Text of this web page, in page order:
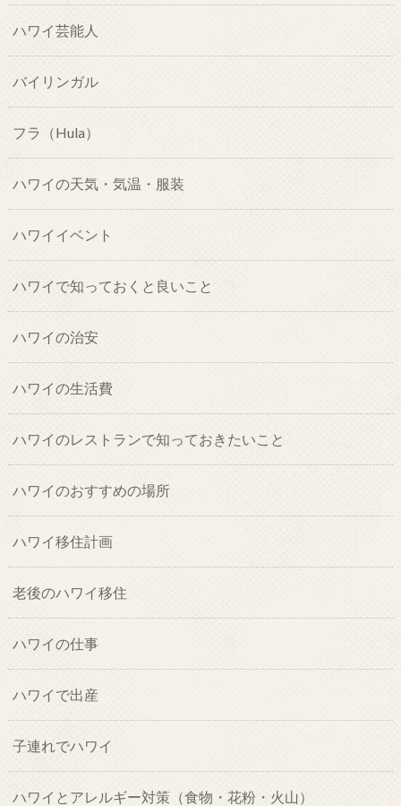
ハワイ芸能人
バイリンガル
フラ（Hula）
ハワイの天気・気温・服装
ハワイイベント
ハワイで知っておくと良いこと
ハワイの治安
ハワイの生活費
ハワイのレストランで知っておきたいこと
ハワイのおすすめの場所
ハワイ移住計画
老後のハワイ移住
ハワイの仕事
ハワイで出産
子連れでハワイ
ハワイとアレルギー対策（食物・花粉・火山）